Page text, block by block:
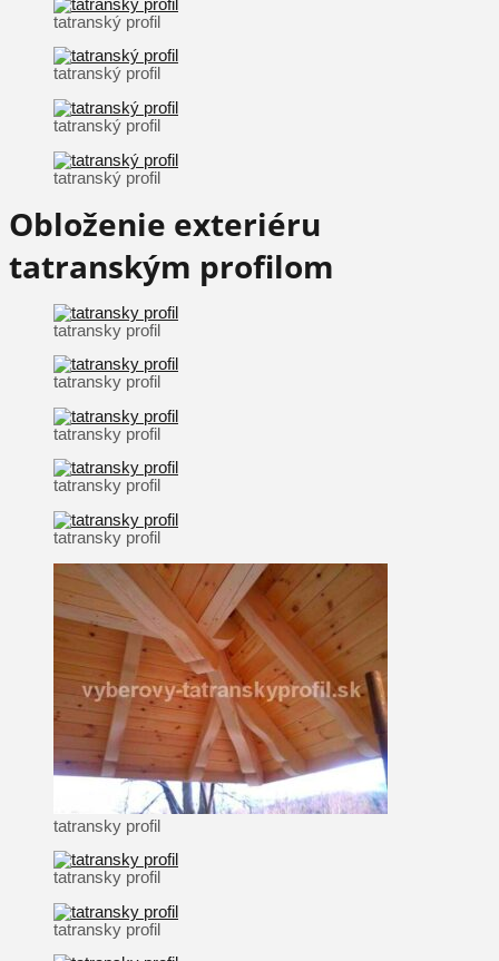
tatranský profil
tatranský profil
tatranský profil
tatranský profil
Obloženie exteriéru
tatranským profilom
tatransky profil
tatransky profil
tatransky profil
tatransky profil
tatransky profil
tatransky profil
tatransky profil
tatransky profil